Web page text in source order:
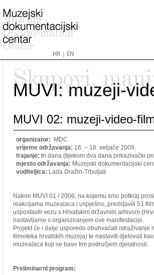
HR| EN
Skupovi,
MUVI: muzeji-
MUVI 02: muzeji-video-
organizator:
MDC
vrijeme održavanja: 16. – 18. veljače 2009.
trajanje: tri dana (tijekom dva dana prikazivački
mjesto održavanja: Muzejski dokumentacijski
voditeljica: Lada Dražin-Trbuljak
Nakon MUVI 01 / 2006, na kojemu smo potkraj
reakcijama muzealaca i uspješno, predstavili 51
uspostavili vezu s Hrvatskim državnim arhivom
nastavljamo s organiziranjem ove manifestacije.
Projekt će i dalje usporedo obuhvaćati
filmoteka hrvatskih muzeja) te nastaviti djelovati
muzealaca koji se bave tim područjem djelatnosti.
Preliminarni program: